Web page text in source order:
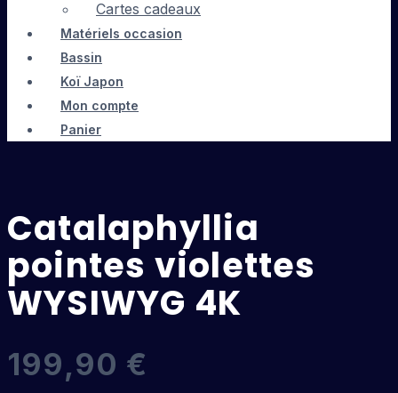
Cartes cadeaux
Matériels occasion
Bassin
Koï Japon
Mon compte
Panier
Catalaphyllia
pointes violettes
WYSIWYG 4K
199,90 €